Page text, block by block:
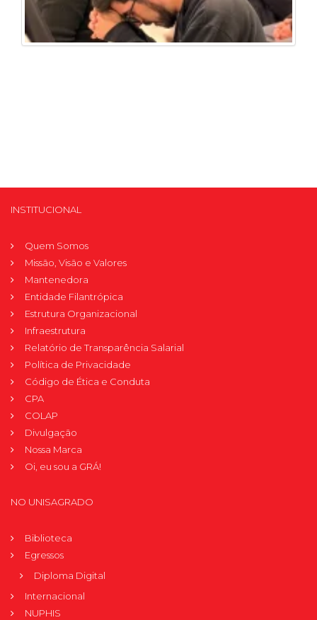
INSTITUCIONAL
Quem Somos
Missão, Visão e Valores
Mantenedora
Entidade Filantrópica
Estrutura Organizacional
Infraestrutura
Relatório de Transparência Salarial
Política de Privacidade
Código de Ética e Conduta
CPA
COLAP
Divulgação
Nossa Marca
Oi, eu sou a GRÁ!
NO UNISAGRADO
Biblioteca
Egressos
Diploma Digital
Internacional
NUPHIS